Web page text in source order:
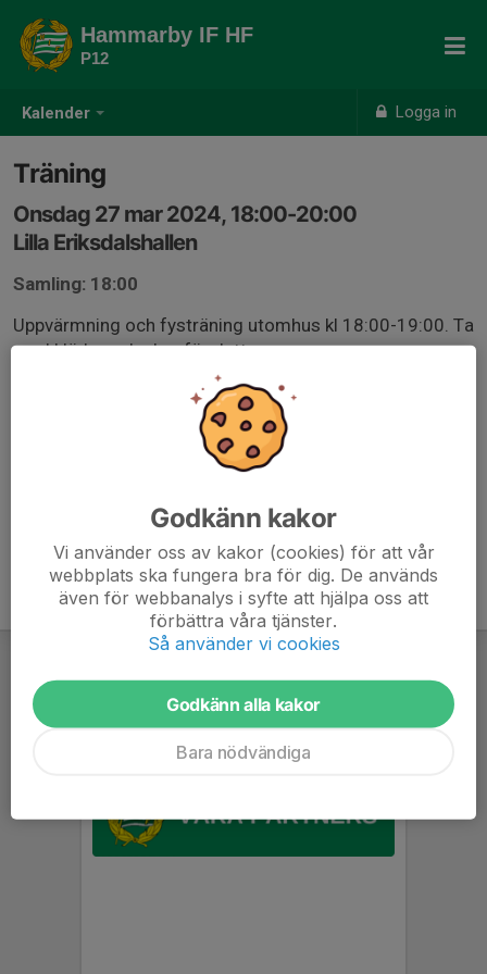
Kalender Logga in
Hammarby IF HF
P12
Träning
Onsdag 27 mar 2024, 18:00-20:00
Lilla Eriksdalshallen
Samling: 18:00
Uppvärmning och fysträning utomhus kl 18:00-19:00. Ta
med kläder och skor för detta.
Godkänn kakor
Vi använder oss av kakor (cookies) för att vår
webbplats ska fungera bra för dig. De används
även för webbanalys i syfte att hjälpa oss att
förbättra våra tjänster.
Så använder vi cookies
Godkänn alla kakor
Bara nödvändiga